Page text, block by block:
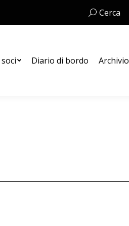
Cerca:Cerca
Diario di bordo Archivio
Contatti